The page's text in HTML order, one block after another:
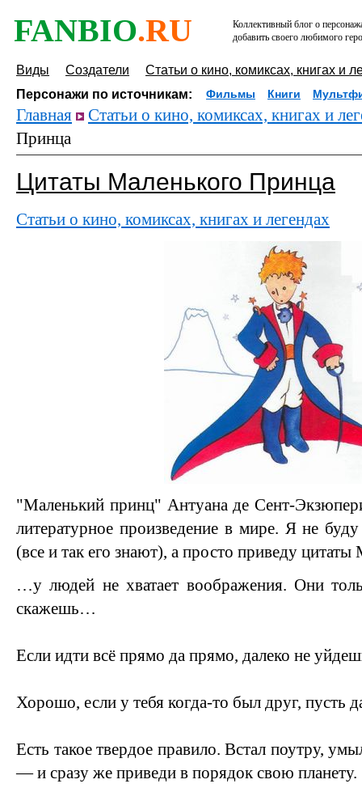
FANBIO.RU
Коллективный блог о
добавить своего любимого
Виды Создатели
Статьи о кино, комиксах, книгах и
Персонажи по источникам:
Фильмы Книги
Главная
Статьи о кино, комиксах, книгах и
Принца
Цитаты Маленького Принца
Статьи о кино, комиксах, книгах и легендах
"Маленький принц" Антуана де Сент-
литературное произведение в мире. Я не
(все и так его знают), а просто приведу
…у людей не хватает воображения. Они
скажешь…
Если идти всё прямо да прямо, далеко не
Хорошо, если у тебя когда-то был друг, пусть
Есть такое твердое правило. Встал поутру,
— и сразу же приведи в порядок свою планету.